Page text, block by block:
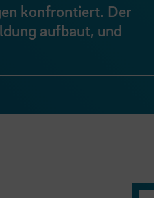
konfrontiert. Der
aufbaut, und